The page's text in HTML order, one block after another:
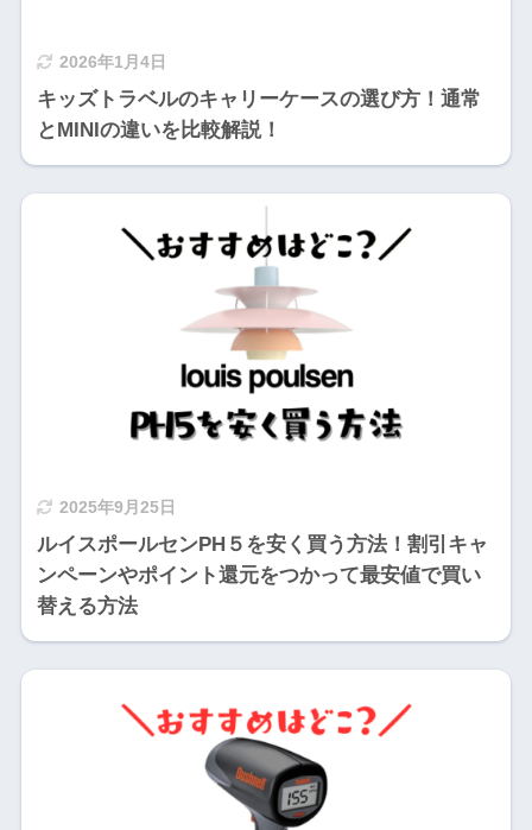
2026年1月4日
キッズトラベルのキャリーケースの選び方！通常
とMINIの違いを比較解説！
2025年9月25日
ルイスポールセンPH５を安く買う方法！割引キャ
ンペーンやポイント還元をつかって最安値で買い
替える方法